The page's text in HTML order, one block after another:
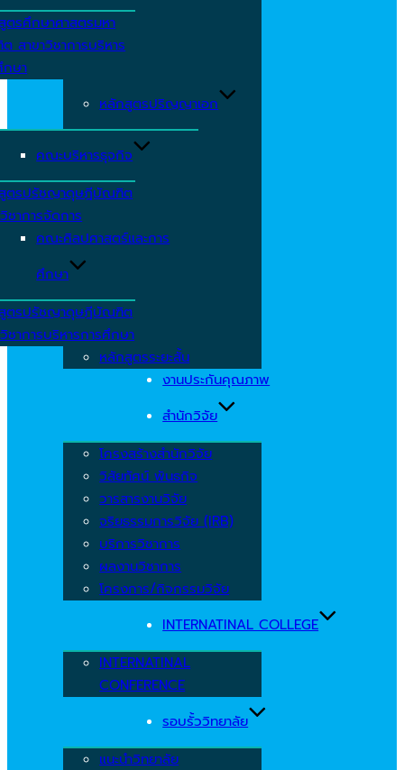
ตรศึกษาศาสตรมหา
สาขาวิชาการบริหาร
กษา
หลักสูตรปริญญาเอก
คณะบริหารธุจกิจ
ตรปรัชญาดุษฎีบัณฑิต
ชาการจัดการ
คณะศิลปศาสตร์และการ
ศึกษา
ตรปรัชญาดุษฎีบัณฑิต
ชาการบริหารการศึกษา
หลักสูตรระยะสั้น
งานประกันคุณภาพ
สำนักวิจัย
โครงสร้างสำนักวิจัย
วิสัยทัศน์ พันธกิจ
วารสารงานวิจัย
จริยธรรมการวิจัย (IRB)
บริการวิชาการ
ผลงานวิชาการ
โครงการ/กิจกรรมวิจัย
INTERNATINAL COLLEGE
INTERNATINAL
CONFERENCE
รอบรั้ววิทยาลัย
แนะนำวิทยาลัย